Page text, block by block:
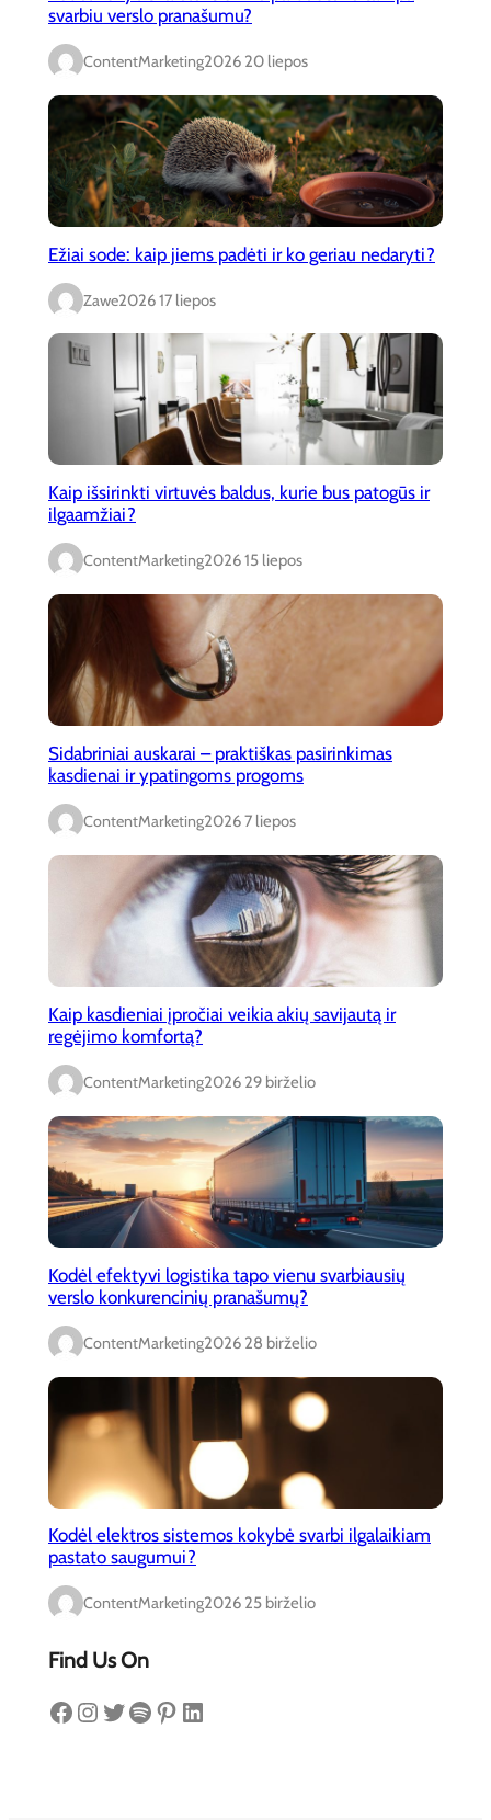
svarbiu verslo pranašumu?
ContentMarketing2026 20 liepos
Ežiai sode: kaip jiems padėti ir ko geriau nedaryti?
Zawe2026 17 liepos
Kaip išsirinkti virtuvės baldus, kurie bus patogūs ir
ilgaamžiai?
ContentMarketing2026 15 liepos
Sidabriniai auskarai – praktiškas pasirinkimas
kasdienai ir ypatingoms progoms
ContentMarketing2026 7 liepos
Kaip kasdieniai įpročiai veikia akių savijautą ir
regėjimo komfortą?
ContentMarketing2026 29 birželio
Kodėl efektyvi logistika tapo vienu svarbiausių
verslo konkurencinių pranašumų?
ContentMarketing2026 28 birželio
Kodėl elektros sistemos kokybė svarbi ilgalaikiam
pastato saugumui?
ContentMarketing2026 25 birželio
Find Us On
Facebook Instagram Twitter Spotify Pinterest LinkedIn